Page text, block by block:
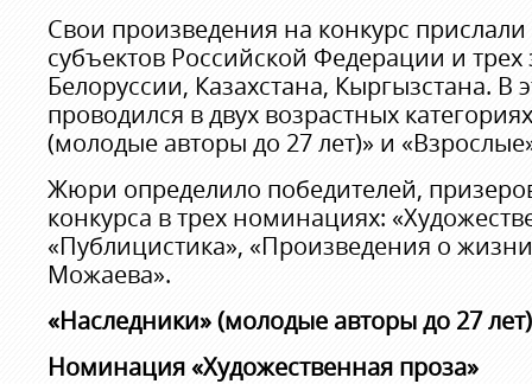
Свои произведения на конкурс прислали
субъектов Российской Федерации и
Белоруссии, Казахстана, Кыргызстана. В
проводился в двух возрастных
(молодые авторы до 27 лет)» и
Жюри определило победителей,
конкурса в трех номинациях:
«Публицистика», «Произведения о
Можаева».
«Наследники» (молодые авторы до 27 лет)
Номинация «Художественная проза»